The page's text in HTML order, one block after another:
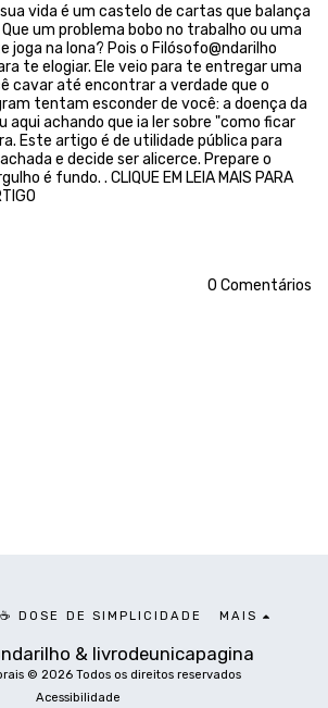
vida é um castelo de cartas que balança
um problema bobo no trabalho ou uma
joga na lona? Pois o Filósofo@ndarilho
te elogiar. Ele veio para te entregar uma
cavar até encontrar a verdade que o
tentam esconder de você: a doença da
aqui achando que ia ler sobre "como ficar
Este artigo é de utilidade pública para
e decide ser alicerce. Prepare o
é fundo. . CLIQUE EM LEIA MAIS PARA
0 Comentários
& livrodeunicapagina
© 2026 Todos os direitos reservados
Acessibilidade
DOSE DE SIMPLICIDADE MAIS